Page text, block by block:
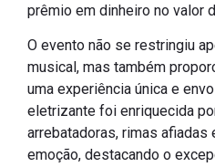
prêmio em dinheiro no valor
O evento não se restringiu
musical, mas também
uma experiência única e
eletrizante foi enriquecida
arrebatadoras, rimas afiadas
emoção, destacando o